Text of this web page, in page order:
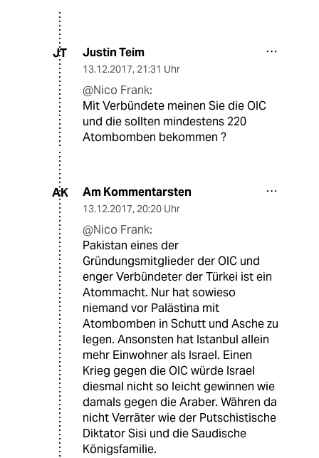
JT Justin Teim
13.12.2017, 21:31 Uhr
@Nico Frank:
Mit Verbündete meinen Sie die OIC
und die sollten mindestens 220
Atombomben bekommen ?
AK Am Kommentarsten
13.12.2017, 20:20 Uhr
@Nico Frank:
Pakistan eines der
Gründungsmitglieder der OIC und
enger Verbündeter der Türkei ist ein
Atommacht. Nur hat sowieso
niemand vor Palästina mit
Atombomben in Schutt und Asche zu
legen. Ansonsten hat Istanbul allein
mehr Einwohner als Israel. Einen
Krieg gegen die OIC würde Israel
diesmal nicht so leicht gewinnen wie
damals gegen die Araber. Währen da
nicht Verräter wie der Putschistische
Diktator Sisi und die Saudische
Königsfamilie.